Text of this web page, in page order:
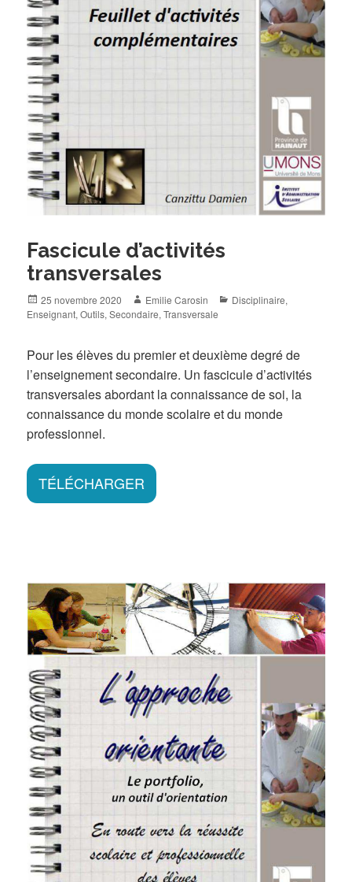
Fascicule d’activités
transversales
Posted
on
25 novembre 2020 Author
Emilie Carosin Categories
Disciplinaire,
Enseignant,Outils,Secondaire,Transversale
Pour les élèves du premier et deuxième degré de
l’enseignement secondaire. Un fascicule d’activités
transversales abordant la connaissance de soi, la
connaissance du monde scolaire et du monde
professionnel.
TÉLÉCHARGER